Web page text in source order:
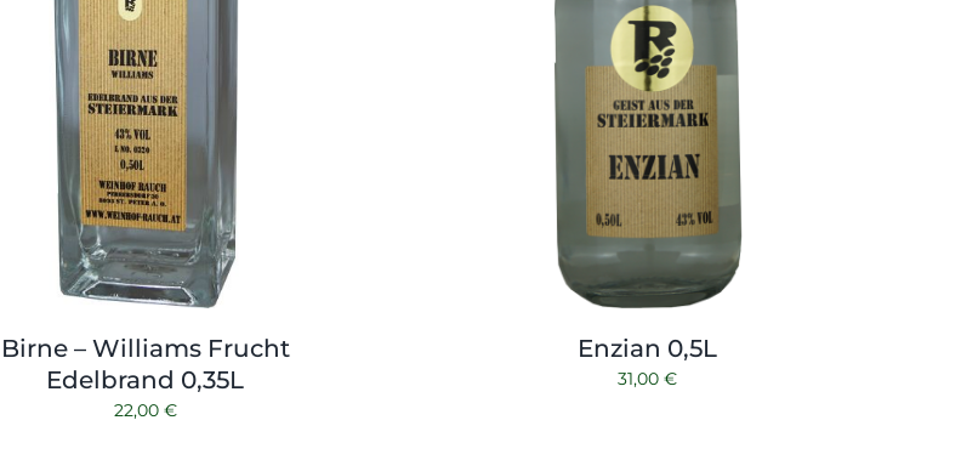
Birne – Williams Frucht
Edelbrand 0,35L
22,00 €
Enzian 0,5L
31,00 €